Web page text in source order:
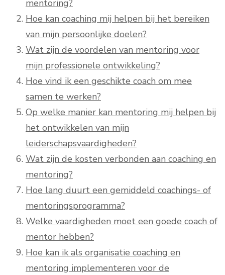
mentoring?
Hoe kan coaching mij helpen bij het bereiken
van mijn persoonlijke doelen?
Wat zijn de voordelen van mentoring voor
mijn professionele ontwikkeling?
Hoe vind ik een geschikte coach om mee
samen te werken?
Op welke manier kan mentoring mij helpen bij
het ontwikkelen van mijn
leiderschapsvaardigheden?
Wat zijn de kosten verbonden aan coaching en
mentoring?
Hoe lang duurt een gemiddeld coachings- of
mentoringsprogramma?
Welke vaardigheden moet een goede coach of
mentor hebben?
Hoe kan ik als organisatie coaching en
mentoring implementeren voor de